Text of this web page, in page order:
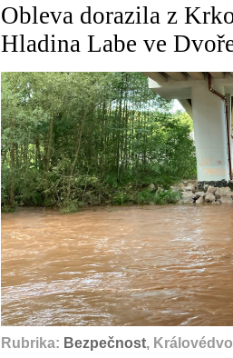
Obleva dorazila z
Hladina Labe ve
Rubrika: Bezpečnost,